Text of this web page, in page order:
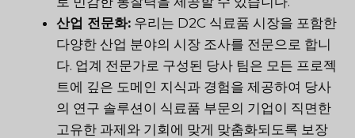
산업 전문화: 우리는 D2C 식료품 시장을 포함한
다양한 산업 분야의 시장 조사를 전문으로 합니
다. 업계 전문가로 구성된 당사 팀은 모든 프로젝
트에 깊은 도메인 지식과 경험을 제공하여 당사
의 연구 솔루션이 식료품 부문의 기업이 직면한
고유한 과제와 기회에 맞게 맞춤화되도록 보장